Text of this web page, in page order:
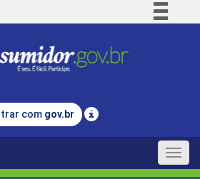
Comunica BR
Legislação
com gov.br
Toggle